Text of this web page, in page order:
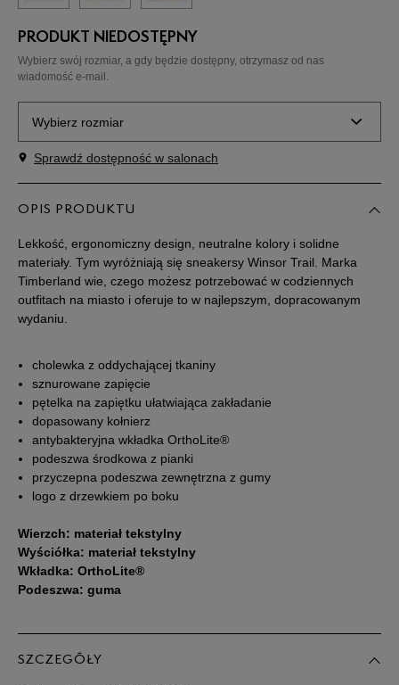
PRODUKT NIEDOSTĘPNY
Wybierz swój rozmiar, a gdy będzie dostępny, otrzymasz od nas
wiadomość e-mail.
Wybierz rozmiar
Rozmiary EU
40 25 cm
41 25,5 cm Powiadom o dostępności
41,5 26 cm Powiadom o dostępności
43 27 cm Powiadom o dostępności
43,5 27,5 cm
44 28 cm
44,5 28,5 cm
45,5
Sprawdź dostępność w salonach
OPIS PRODUKTU
Lekkość, ergonomiczny design, neutralne kolory i solidne
materiały. Tym wyróżniają się sneakersy Winsor Trail. Marka
Timberland wie, czego możesz potrzebować w codziennych
outfitach na miasto i oferuje to w najlepszym, dopracowanym
wydaniu.
cholewka z oddychającej tkaniny
sznurowane zapięcie
pętelka na zapiętku ułatwiająca zakładanie
dopasowany kołnierz
antybakteryjna wkładka OrthoLite®
podeszwa środkowa z pianki
przyczepna podeszwa zewnętrzna z gumy
logo z drzewkiem po boku
Wierzch: materiał tekstylny
Wyściółka: materiał tekstylny
Wkładka: OrthoLite®
Podeszwa: guma
SZCZEGÓŁY